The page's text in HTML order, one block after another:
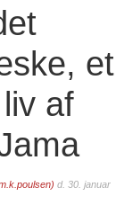
et
af
d. 30. januar